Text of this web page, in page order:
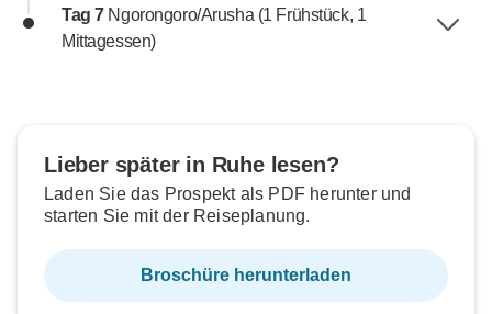
Tag 7 Ngorongoro/Arusha (1 Frühstück, 1
Mittagessen)
Lieber später in Ruhe lesen?
Laden Sie das Prospekt als PDF herunter und
starten Sie mit der Reiseplanung.
Broschüre herunterladen